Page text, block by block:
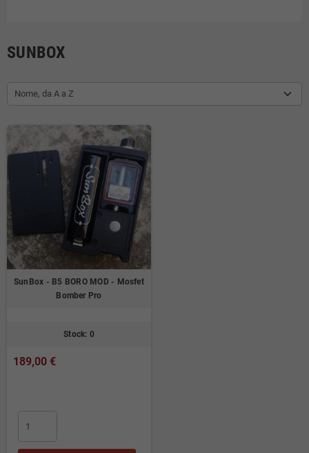
SUNBOX
Nome, da A a Z
SunBox - B5 BORO MOD - Mosfet
Bomber Pro
Stock: 0
189,00 €